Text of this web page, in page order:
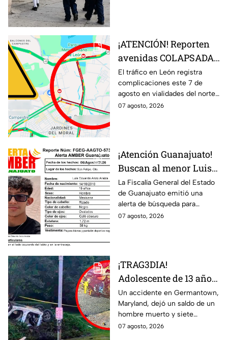
¡ATENCIÓN! Reporten
avenidas COLAPSADAS
en el Morelos, Las
Torres y San Juan
Bosco, en León HOY 7
de agosto ¿Qué pasó?
El tráfico en León registra
complicaciones este 7 de
agosto en vialidades del norte
de la ciudad. Bulevar Morelos,
07 agosto, 2026
¡Atención Guanajuato!
Buscan al menor Luis
Eduardo Anzo Araiza
desaparecido en San
Felipe
La Fiscalía General del Estado
de Guanajuato emitió una
alerta de búsqueda para
localizar al menor Luis Eduardo
07 agosto, 2026
¡TRAG3DIA!
Adolescente de 13 años
desata FATAL CHOQUE
con auto rob4do:
reportan un mu3rto y
siete menores heridos
Un accidente en Germantown,
Maryland, dejó un saldo de un
hombre muerto y siete
menores heridos luego de un
07 agosto, 2026